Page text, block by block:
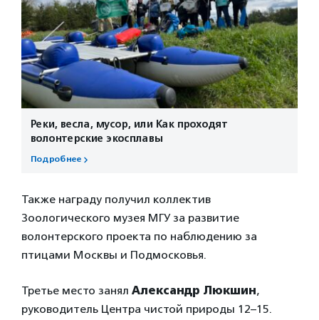
Реки, весла, мусор, или Как проходят
волонтерские экосплавы
Подробнее
Также награду получил коллектив
Зоологического музея МГУ за развитие
волонтерского проекта по наблюдению за
птицами Москвы и Подмосковья.
Третье место занял Александр Люкшин,
руководитель Центра чистой природы 12–15.